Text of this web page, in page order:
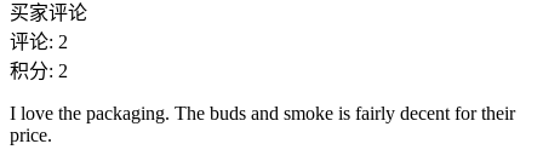
买家评论
评论: 2
积分: 2
I love the packaging. The buds and smoke is fairly decent for their
price.